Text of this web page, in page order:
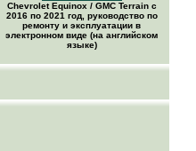
Chevrolet Equinox / GMC Terrain c
2016 по 2021 год, руководство по
ремонту и эксплуатации в
электронном виде (на английском
языке)